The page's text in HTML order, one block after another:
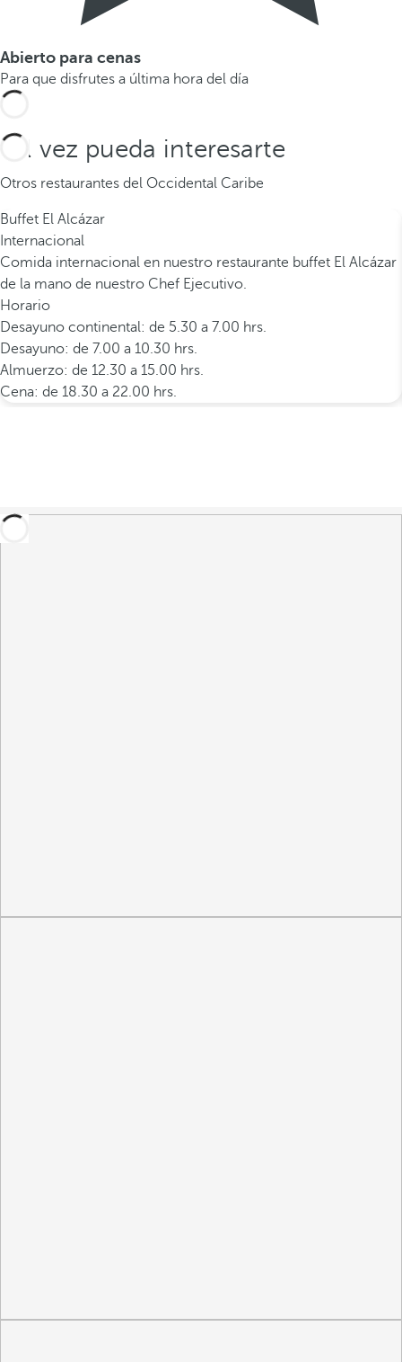
Abierto para cenas
Para que disfrutes a última hora del día
Tal vez pueda interesarte
Otros restaurantes del Occidental Caribe
Buffet El Alcázar
Internacional
Comida internacional en nuestro restaurante buffet El Alcázar
de la mano de nuestro Chef Ejecutivo.
Horario
Desayuno continental: de 5.30 a 7.00 hrs.
Desayuno: de 7.00 a 10.30 hrs.
Almuerzo: de 12.30 a 15.00 hrs.
Cena: de 18.30 a 22.00 hrs.